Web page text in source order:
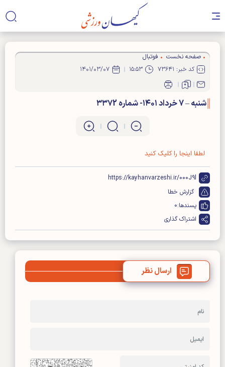
صفحه نخست
فوتبال
کد خبر: ۷۳۶۴۱
۱۵:۵۳ ۱۴۰۱/۰۳/۰۷
شنبه – 7 خرداد ۱۴۰۱- شماره ۳۳۷2
لطفا اینجا را کلیک کنید
https://kayhanvarzeshi.ir/000J9l
گزارش خطا
پسندها:0
اشتراک گذاری
ارسال نظر